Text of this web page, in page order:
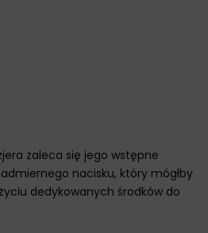
zaleca się jego wstępne
nacisku, który mógłby
dedykowanych środków do